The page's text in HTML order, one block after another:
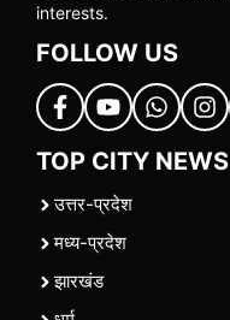
interests.
FOLLOW US
TOP CITY NEWS
उत्तर-प्रदेश
मध्य-प्रदेश
झारखंड